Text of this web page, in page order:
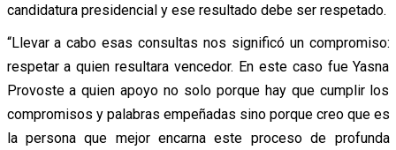
candidatura presidencial y ese resultado debe ser respetado.
“Llevar a cabo esas consultas nos significó un compromiso:
respetar a quien resultara vencedor. En este caso fue Yasna
Provoste a quien apoyo no solo porque hay que cumplir los
compromisos y palabras empeñadas sino porque creo que es
la persona que mejor encarna este proceso de profunda